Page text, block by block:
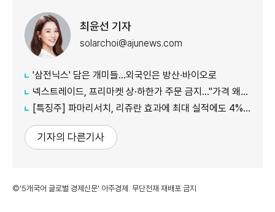
최윤선 기자
solarchoi@ajunews.com
'삼전닉스' 담은 개미들…외국인은 방산·바이오로
넥스트레이드, 프리마켓 상·하한가 주문 금지…"가격 왜곡 방지"
[특징주] 파마리서치, 리쥬란 효과에 최대 실적에도 4%대 약세
기자의 다른기사
©'5개국어 글로벌 경제신문' 아주경제. 무단전재·재배포 금지